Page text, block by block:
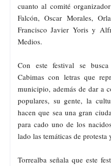
cuanto al comité
Falcón, Oscar Morales,
Francisco Javier Yoris y
Medios.
Con este festival se
Cabimas con letras que
municipio, además de dar a
populares, su gente, la
hacen que sea una gran
para cado uno de los
lado las temáticas de protesta
Torrealba señala que este